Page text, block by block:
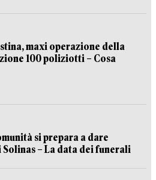
maxi operazione della
100 poliziotti – Cosa
si prepara a dare
– La data dei funerali